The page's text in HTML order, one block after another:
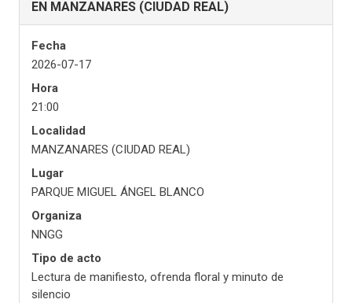
EN MANZANARES (CIUDAD REAL)
Fecha
2026-07-17
Hora
21:00
Localidad
MANZANARES (CIUDAD REAL)
Lugar
PARQUE MIGUEL ÁNGEL BLANCO
Organiza
NNGG
Tipo de acto
Lectura de manifiesto, ofrenda floral y minuto de
silencio